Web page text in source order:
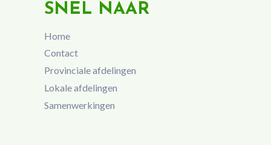
SNEL NAAR
Home
Contact
Provinciale afdelingen
Lokale afdelingen
Samenwerkingen